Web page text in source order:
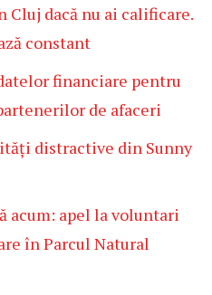
Cluj dacă nu ai calificare.
constant
financiare pentru
de afaceri
distractive din Sunny
acum: apel la voluntari
în Parcul Natural